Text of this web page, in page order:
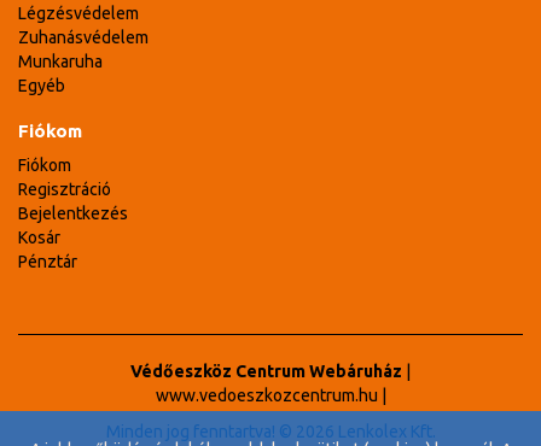
Légzésvédelem
Zuhanásvédelem
Munkaruha
Egyéb
Fiókom
Fiókom
Regisztráció
Bejelentkezés
Kosár
Pénztár
Védőeszköz Centrum Webáruház
www.vedoeszkozcentrum.hu
Minden jog fenntartva! © 2026 Lenkolex Kft.